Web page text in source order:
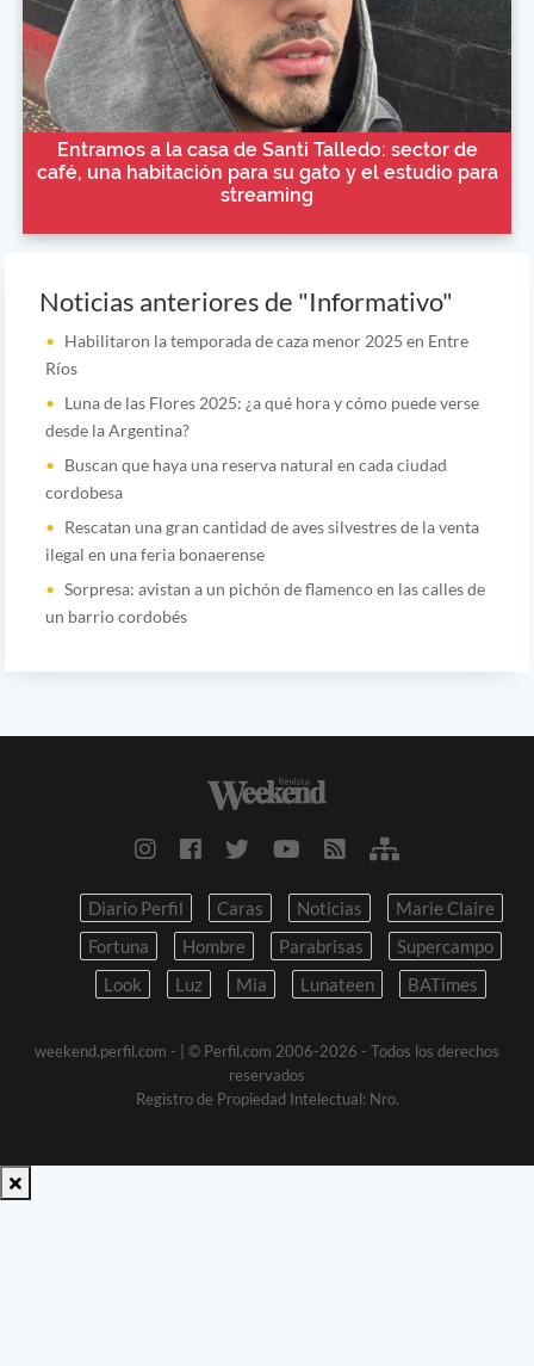
Entramos a la casa de Santi Talledo: sector de
café, una habitación para su gato y el estudio para
streaming
Noticias anteriores de "Informativo"
Habilitaron la temporada de caza menor 2025 en Entre
Ríos
Luna de las Flores 2025: ¿a qué hora y cómo puede verse
desde la Argentina?
Buscan que haya una reserva natural en cada ciudad
cordobesa
Rescatan una gran cantidad de aves silvestres de la venta
ilegal en una feria bonaerense
Sorpresa: avistan a un pichón de flamenco en las calles de
un barrio cordobés
Diario Perfil Caras Noticias
Marie Claire
Fortuna
Hombre Parabrisas
Supercampo
Look
Luz Mia Lunateen BATimes
weekend.perfil.com -
| © Perfil.com 2006-2026 - Todos los derechos
reservados
Registro de Propiedad Intelectual: Nro.